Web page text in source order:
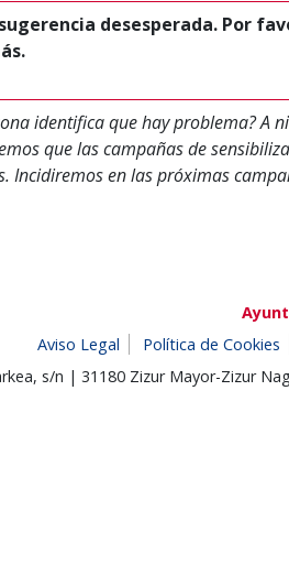
desesperada. Por
identifica que hay problema?
que las campañas de
Incidiremos en las próximas
Aviso Legal
Política de Cookies
s/n | 31180 Zizur Mayor-Zizur